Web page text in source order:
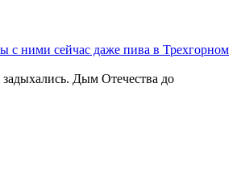
с ними сейчас даже пива в Трехгорном
Дым Отечества до